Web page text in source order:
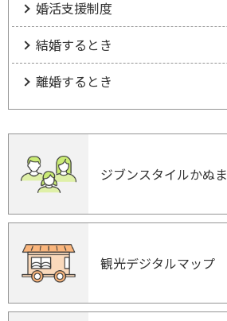
婚活支援制度
結婚するとき
離婚するとき
ジブンスタイルかぬま
観光デジタルマップ